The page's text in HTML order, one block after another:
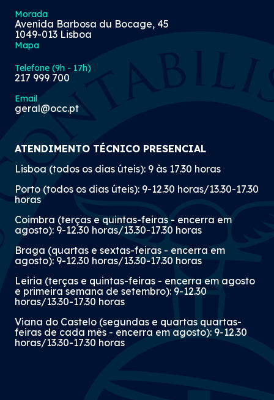
Morada
Avenida Barbosa du Bocage, 45
1049-013 Lisboa
Mapa
Telefone (9h - 17h)
217 999 700
Email
geral@occ.pt
ATENDIMENTO TÉCNICO PRESENCIAL
Lisboa (todos os dias úteis): 9 às 17.30 horas
Porto (todos os dias úteis): 9-12.30 horas/13.30-17.30
horas
Coimbra (terças e quintas-feiras - encerra em
agosto): 9-12.30 horas/13.30-17.30 horas
Braga (quartas e sextas-feiras - encerra em
agosto): 9-12.30 horas/13.30-17.30 horas
Leiria (terças e quintas-feiras - encerra em agosto
e primeira semana de setembro): 9-12.30
horas/13.30-17.30 horas
Viana do Castelo (segundas e quartas quartas-
feiras de cada mês - encerra em agosto): 9-12.30
horas/13.30-17.30 horas